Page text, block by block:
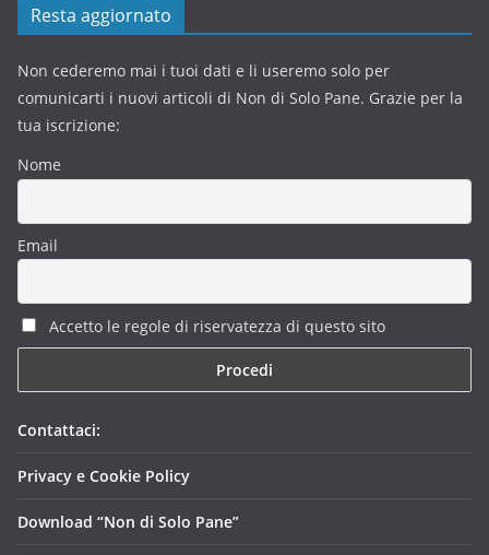
Resta aggiornato
Non cederemo mai i tuoi dati e li useremo solo per
comunicarti i nuovi articoli di Non di Solo Pane. Grazie per la
tua iscrizione:
Nome
Email
Accetto le regole di riservatezza di questo sito
Contattaci:
Privacy e Cookie Policy
Download “Non di Solo Pane”